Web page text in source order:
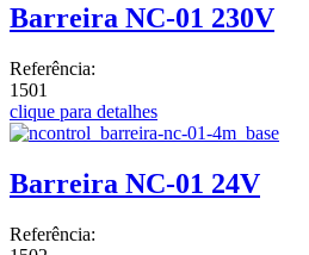
Barreira NC-01 230V
Referência:
1501
clique para detalhes
Barreira NC-01 24V
Referência: